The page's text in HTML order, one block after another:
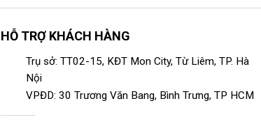
HỖ TRỢ KHÁCH HÀNG
Trụ sở: TT02-15, KĐT Mon City, Từ Liêm, TP. Hà
Nội
VPĐD: 30 Trương Văn Bang, Bình Trưng, TP HCM